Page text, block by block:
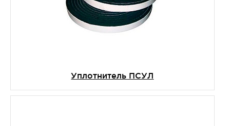
Уплотнитель ПСУЛ